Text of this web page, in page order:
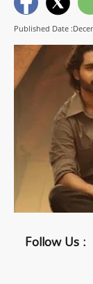
Published Date
Follow Us :